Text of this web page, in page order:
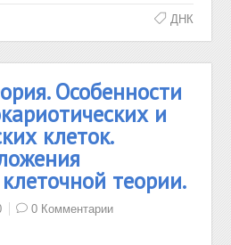
ДНК
Особенности
и
клеток.
теории.
0 Комментарии